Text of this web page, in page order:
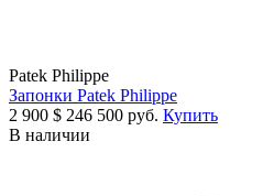
Patek Philippe
Запонки Patek Philippe
2 900 $ 246 500 руб. Купить
В наличии